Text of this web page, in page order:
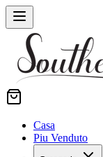
Casa
Piu Venduto